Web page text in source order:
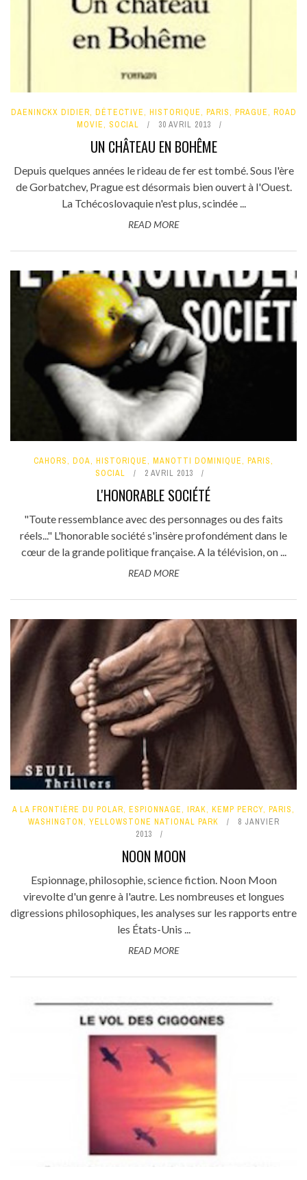
DAENINCKX DIDIER, DÉTECTIVE, HISTORIQUE, PARIS, PRAGUE, ROAD
MOVIE, SOCIAL 30 AVRIL 2013
UN CHÂTEAU EN BOHÊME
Depuis quelques années le rideau de fer est tombé. Sous l'ère
de Gorbatchev, Prague est désormais bien ouvert à l'Ouest.
La Tchécoslovaquie n'est plus, scindée ...
READ MORE
CAHORS, DOA, HISTORIQUE, MANOTTI DOMINIQUE, PARIS,
SOCIAL
2 AVRIL 2013
L'HONORABLE SOCIÉTÉ
"Toute ressemblance avec des personnages ou des faits
réels..." L'honorable société s'insère profondément dans le
cœur de la grande politique française. A la télévision, on ...
READ MORE
A LA FRONTIÈRE DU POLAR, ESPIONNAGE, IRAK, KEMP PERCY, PARIS,
WASHINGTON, YELLOWSTONE NATIONAL PARK
8 JANVIER
2013
NOON MOON
Espionnage, philosophie, science fiction. Noon Moon
virevolte d'un genre à l'autre. Les nombreuses et longues
digressions philosophiques, les analyses sur les rapports entre
les États-Unis ...
READ MORE